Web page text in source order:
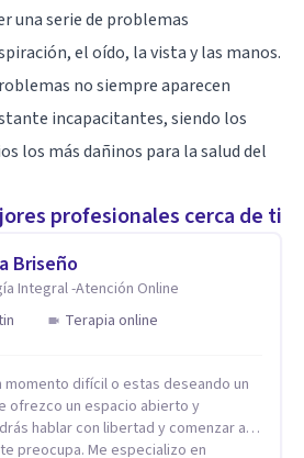
una serie de problemas
el oído, la vista y las manos.
no siempre aparecen
incapacitantes, siendo los
los más dañinos para la salud del
profesionales cerca de ti
Briseño
Integral -Atención Online
Terapia online
momento difícil o estas deseando un
ofrezco un espacio abierto y
hablar con libertad y comenzar a
Me especializo en